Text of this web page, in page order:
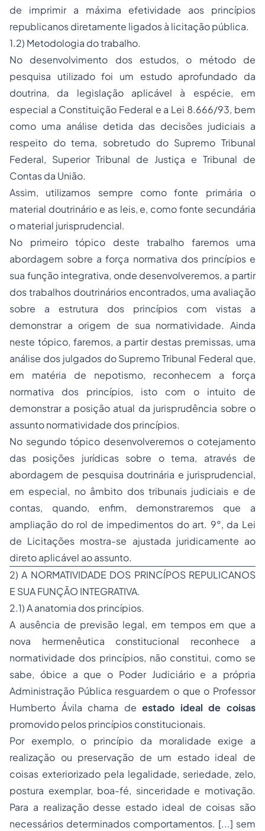
de imprimir a máxima efetividade aos princípios
republicanos diretamente ligados à licitação pública.
1.2) Metodologia do trabalho.
No desenvolvimento dos estudos, o método de
pesquisa utilizado foi um estudo aprofundado da
doutrina, da legislação aplicável à espécie, em
especial a Constituição Federal e a Lei 8.666/93, bem
como uma análise detida das decisões judiciais a
respeito do tema, sobretudo do Supremo Tribunal
Federal, Superior Tribunal de Justiça e Tribunal de
Contas da União.
Assim, utilizamos sempre como fonte primária o
material doutrinário e as leis, e, como fonte secundária
o material jurisprudencial.
No primeiro tópico deste trabalho faremos uma
abordagem sobre a força normativa dos princípios e
sua função integrativa, onde desenvolveremos, a partir
dos trabalhos doutrinários encontrados, uma avaliação
sobre a estrutura dos princípios com vistas a
demonstrar a origem de sua normatividade. Ainda
neste tópico, faremos, a partir destas premissas, uma
análise dos julgados do Supremo Tribunal Federal que,
em matéria de nepotismo, reconhecem a força
normativa dos princípios, isto com o intuito de
demonstrar a posição atual da jurisprudência sobre o
assunto normatividade dos princípios.
No segundo tópico desenvolveremos o cotejamento
das posições jurídicas sobre o tema, através de
abordagem de pesquisa doutrinária e jurisprudencial,
em especial, no âmbito dos tribunais judiciais e de
contas, quando, enfim, demonstraremos que a
ampliação do rol de impedimentos do art. 9°, da Lei
de Licitações mostra-se ajustada juridicamente ao
direto aplicável ao assunto.
2) A NORMATIVIDADE DOS PRINCÍPOS REPULICANOS
E SUA FUNÇÃO INTEGRATIVA.
2.1) A anatomia dos princípios.
A ausência de previsão legal, em tempos em que a
nova hermenêutica constitucional reconhece a
normatividade dos princípios, não constitui, como se
sabe, óbice a que o Poder Judiciário e a própria
Administração Pública resguardem o que o Professor
Humberto Ávila chama deestado ideal de coisas
promovido pelos princípios constitucionais.
Por exemplo, o princípio da moralidade exige a
realização ou preservação de um estado ideal de
coisas exteriorizado pela legalidade, seriedade, zelo,
postura exemplar, boa-fé, sinceridade e motivação.
Para a realização desse estado ideal de coisas são
necessários determinados comportamentos. [...] sem